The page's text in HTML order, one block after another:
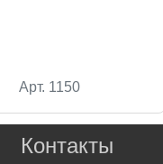
Арт. 1150
Контакты